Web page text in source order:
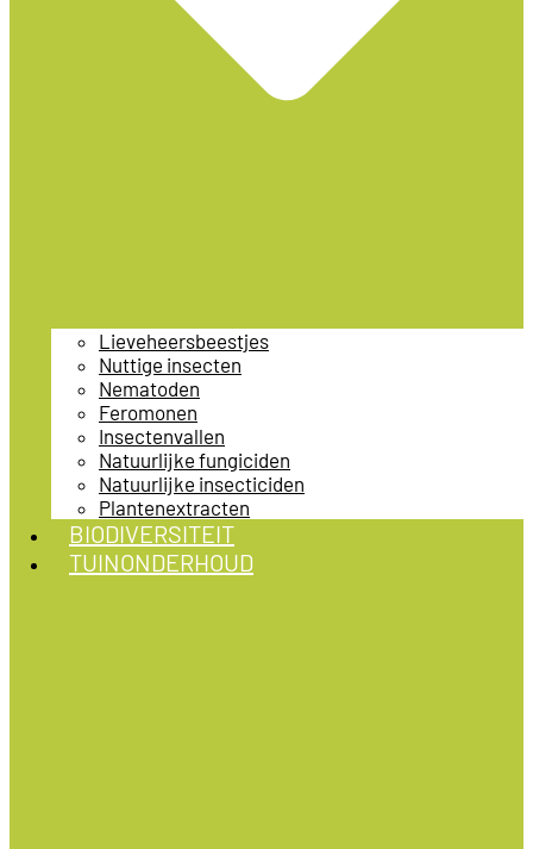
Lieveheersbeestjes
Nuttige insecten
Nematoden
Feromonen
Insectenvallen
Natuurlijke fungiciden
Natuurlijke insecticiden
Plantenextracten
BIODIVERSITEIT
TUINONDERHOUD